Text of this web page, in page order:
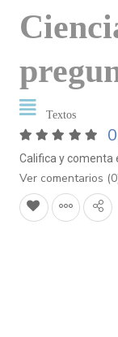
Textos
Califica y comenta
Ver comentarios